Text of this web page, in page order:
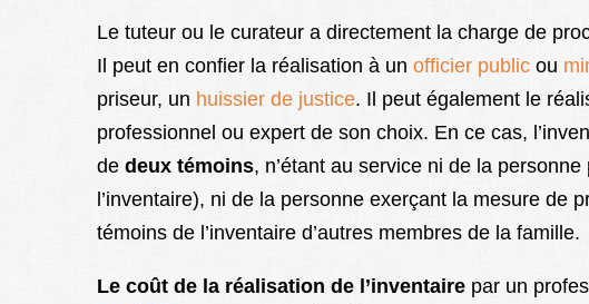
Le tuteur ou le curateur a directement la charge de
Il peut en confier la réalisation à un officier public ou
priseur, un huissier de justice. Il peut également le
professionnel ou expert de son choix. En ce cas,
de deux témoins, n’étant au service ni de la
l’inventaire), ni de la personne exerçant la mesure de
témoins de l’inventaire d’autres membres de la famille.
Le coût de la réalisation de l’inventaire par un